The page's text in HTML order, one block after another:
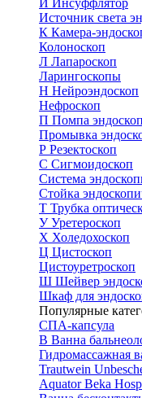
И Инсуффлятор
Источник света
К Камера-
Колоноскоп
Л Лапароскоп
Ларингоскопы
Н Нейроэндоскоп
Нефроскоп
П Помпа
Промывка
Р Резектоскоп
С Сигмоидоскоп
Система
Стойка
Т Трубка
УУретероскоп
Х Холедохоскоп
Ц Цистоскоп
Цистоуретроскоп
Ш Шейвер
Шкаф для
Популярные
СПА-капсула
В Ванна
Гидромассажная
Trautwein
AquatorBeka